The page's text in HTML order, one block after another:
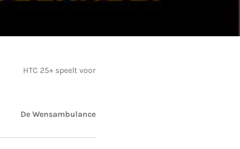
HTC 25+ speelt voor
De Wensambulance